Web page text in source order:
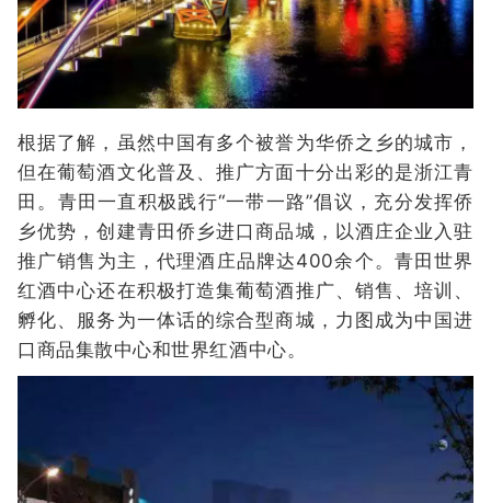
根据了解，虽然中国有多个被誉为华侨之乡的城市，
但在葡萄酒文化普及、推广方面十分出彩的是浙江青
田。青田一直积极践行“一带一路”倡议，充分发挥侨
乡优势，创建青田侨乡进口商品城，以酒庄企业入驻
推广销售为主，代理酒庄品牌达400余个。青田世界
红酒中心还在积极打造集葡萄酒推广、销售、培训、
孵化、服务为一体话的综合型商城，力图成为中国进
口商品集散中心和世界红酒中心。